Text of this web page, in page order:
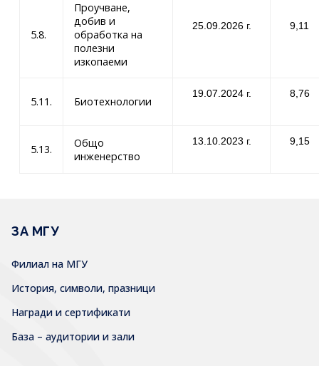
5.8.
Проучване,
добив и
обработка на
полезни
изкопаеми
25.09.2026 г. 9,11
5.11. Биотехнологии
19.07.2024 г. 8,76
5.13.
Общо
инженерство
13.10.2023 г. 9,15
ЗА МГУ
Филиал на МГУ
История, символи, празници
Награди и сертификати
База – аудитории и зали